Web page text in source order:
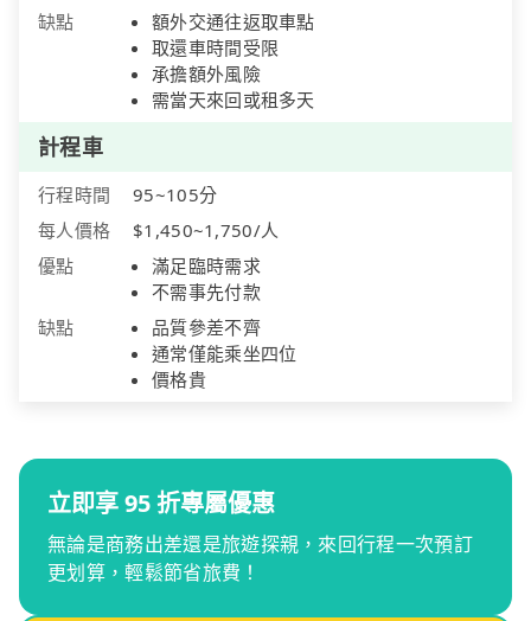
缺點
額外交通往返取車點
取還車時間受限
承擔額外風險
需當天來回或租多天
計程車
行程時間
95~105分
每人價格
$1,450~1,750/人
優點
滿足臨時需求
不需事先付款
缺點
品質參差不齊
通常僅能乘坐四位
價格貴
立即享 95 折專屬優惠
無論是商務出差還是旅遊探親，來回行程一次預訂
更划算，輕鬆節省旅費！